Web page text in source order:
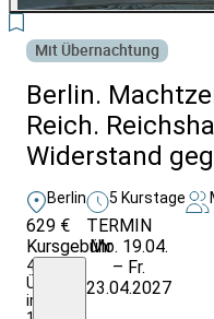
Mit Übernachtung
Berlin.
Reich.
Widerstand
Berlin 5 Kurstage
629 €
Kursgebühr
4
Ü:/F.
im
TERMIN
Mo. 19.04.
– Fr.
23.04.2027